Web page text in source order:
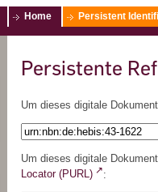
Home Persistent
Persistente
Um dieses digitale
Um dieses digitale
Locator (PURL)
: